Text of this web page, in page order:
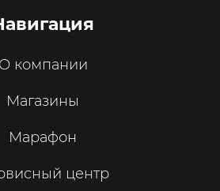
О компании
Магазины
Марафон
центр